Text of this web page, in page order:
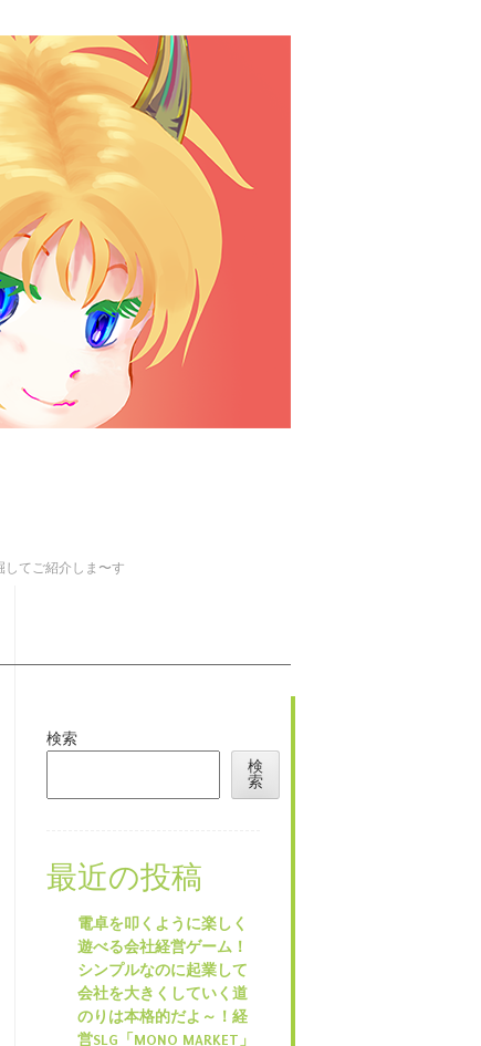
してご紹介しま〜す
検索
検
索
最近の投稿
電卓を叩くように楽しく
遊べる会社経営ゲーム！
シンプルなのに起業して
会社を大きくしていく道
のりは本格的だよ～！経
営SLG「MONO MARKET」